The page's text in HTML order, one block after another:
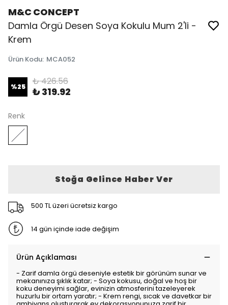
M&C CONCEPT
Damla Örgü Desen Soya Kokulu Mum 2'li -
Krem
Ürün Kodu: MCA052
%25 ₺ 426.56
₺ 319.92
Renk
Stoğa Gelince Haber Ver
500 TL üzeri ücretsiz kargo
14 gün içinde iade değişim
Ürün Açıklaması
- Zarif damla örgü deseniyle estetik bir görünüm sunar ve
mekanınıza şıklık katar; - Soya kokusu, doğal ve hoş bir
koku deneyimi sağlar, evinizin atmosferini tazeleyerek
huzurlu bir ortam yaratır; - Krem rengi, sıcak ve davetkar bir